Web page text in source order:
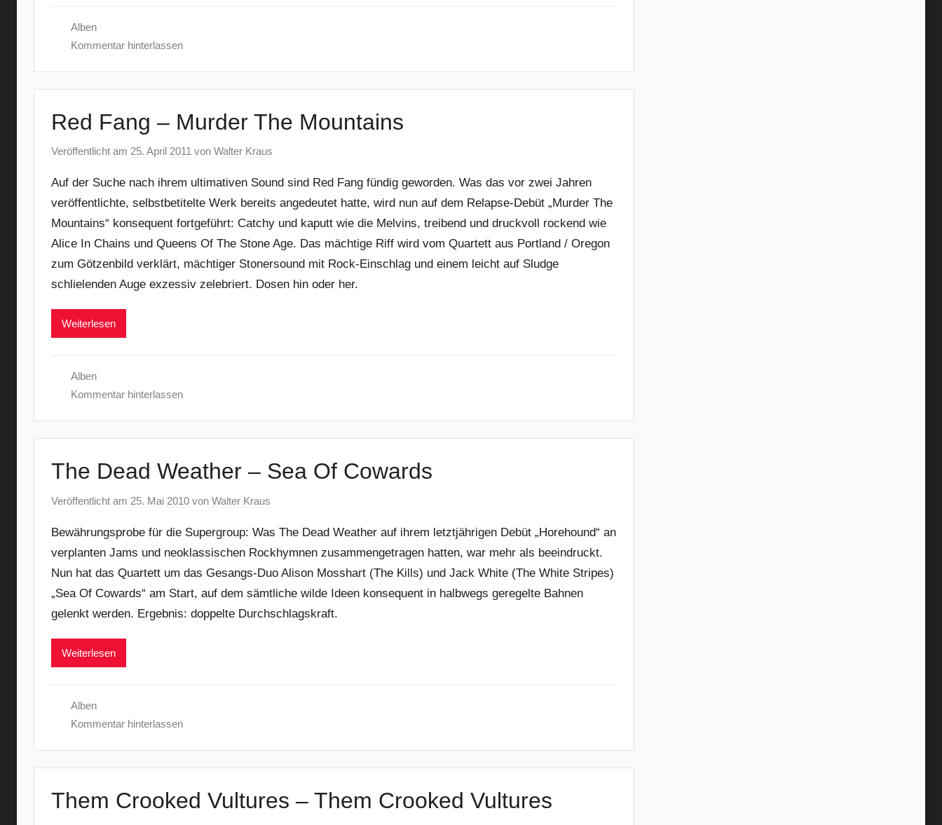
Alben
Kommentar hinterlassen
Red Fang – Murder The Mountains
Veröffentlicht am 25. April 2011 von Walter Kraus
Auf der Suche nach ihrem ultimativen Sound sind Red Fang fündig geworden. Was das vor zwei Jahren
veröffentlichte, selbstbetitelte Werk bereits angedeutet hatte, wird nun auf dem Relapse-Debüt „Murder The
Mountains“ konsequent fortgeführt: Catchy und kaputt wie die Melvins, treibend und druckvoll rockend wie
Alice In Chains und Queens Of The Stone Age. Das mächtige Riff wird vom Quartett aus Portland / Oregon
zum Götzenbild verklärt, mächtiger Stonersound mit Rock-Einschlag und einem leicht auf Sludge
schlielenden Auge exzessiv zelebriert. Dosen hin oder her.
Weiterlesen
Alben
Kommentar hinterlassen
The Dead Weather – Sea Of Cowards
Veröffentlicht am 25. Mai 2010 von Walter Kraus
Bewährungsprobe für die Supergroup: Was The Dead Weather auf ihrem letztjährigen Debüt „Horehound“ an
verplanten Jams und neoklassischen Rockhymnen zusammengetragen hatten, war mehr als beeindruckt.
Nun hat das Quartett um das Gesangs-Duo Alison Mosshart (The Kills) und Jack White (The White Stripes)
„Sea Of Cowards“ am Start, auf dem sämtliche wilde Ideen konsequent in halbwegs geregelte Bahnen
gelenkt werden. Ergebnis: doppelte Durchschlagskraft.
Weiterlesen
Alben
Kommentar hinterlassen
Them Crooked Vultures – Them Crooked Vultures